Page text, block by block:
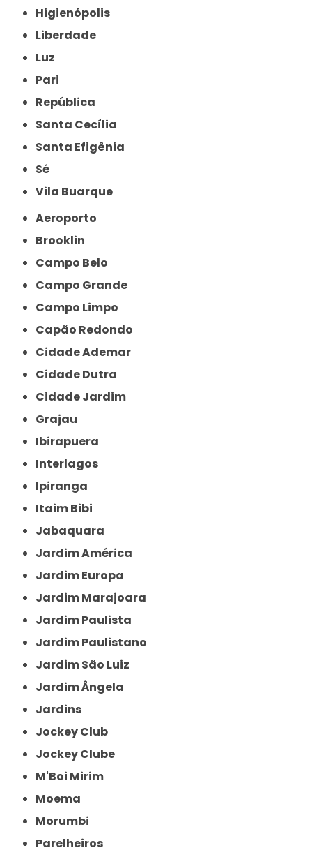
Higienópolis
Liberdade
Luz
Pari
República
Santa Cecília
Santa Efigênia
Sé
Vila Buarque
Aeroporto
Brooklin
Campo Belo
Campo Grande
Campo Limpo
Capão Redondo
Cidade Ademar
Cidade Dutra
Cidade Jardim
Grajau
Ibirapuera
Interlagos
Ipiranga
Itaim Bibi
Jabaquara
Jardim América
Jardim Europa
Jardim Marajoara
Jardim Paulista
Jardim Paulistano
Jardim São Luiz
Jardim Ângela
Jardins
Jockey Club
Jockey Clube
M'Boi Mirim
Moema
Morumbi
Parelheiros